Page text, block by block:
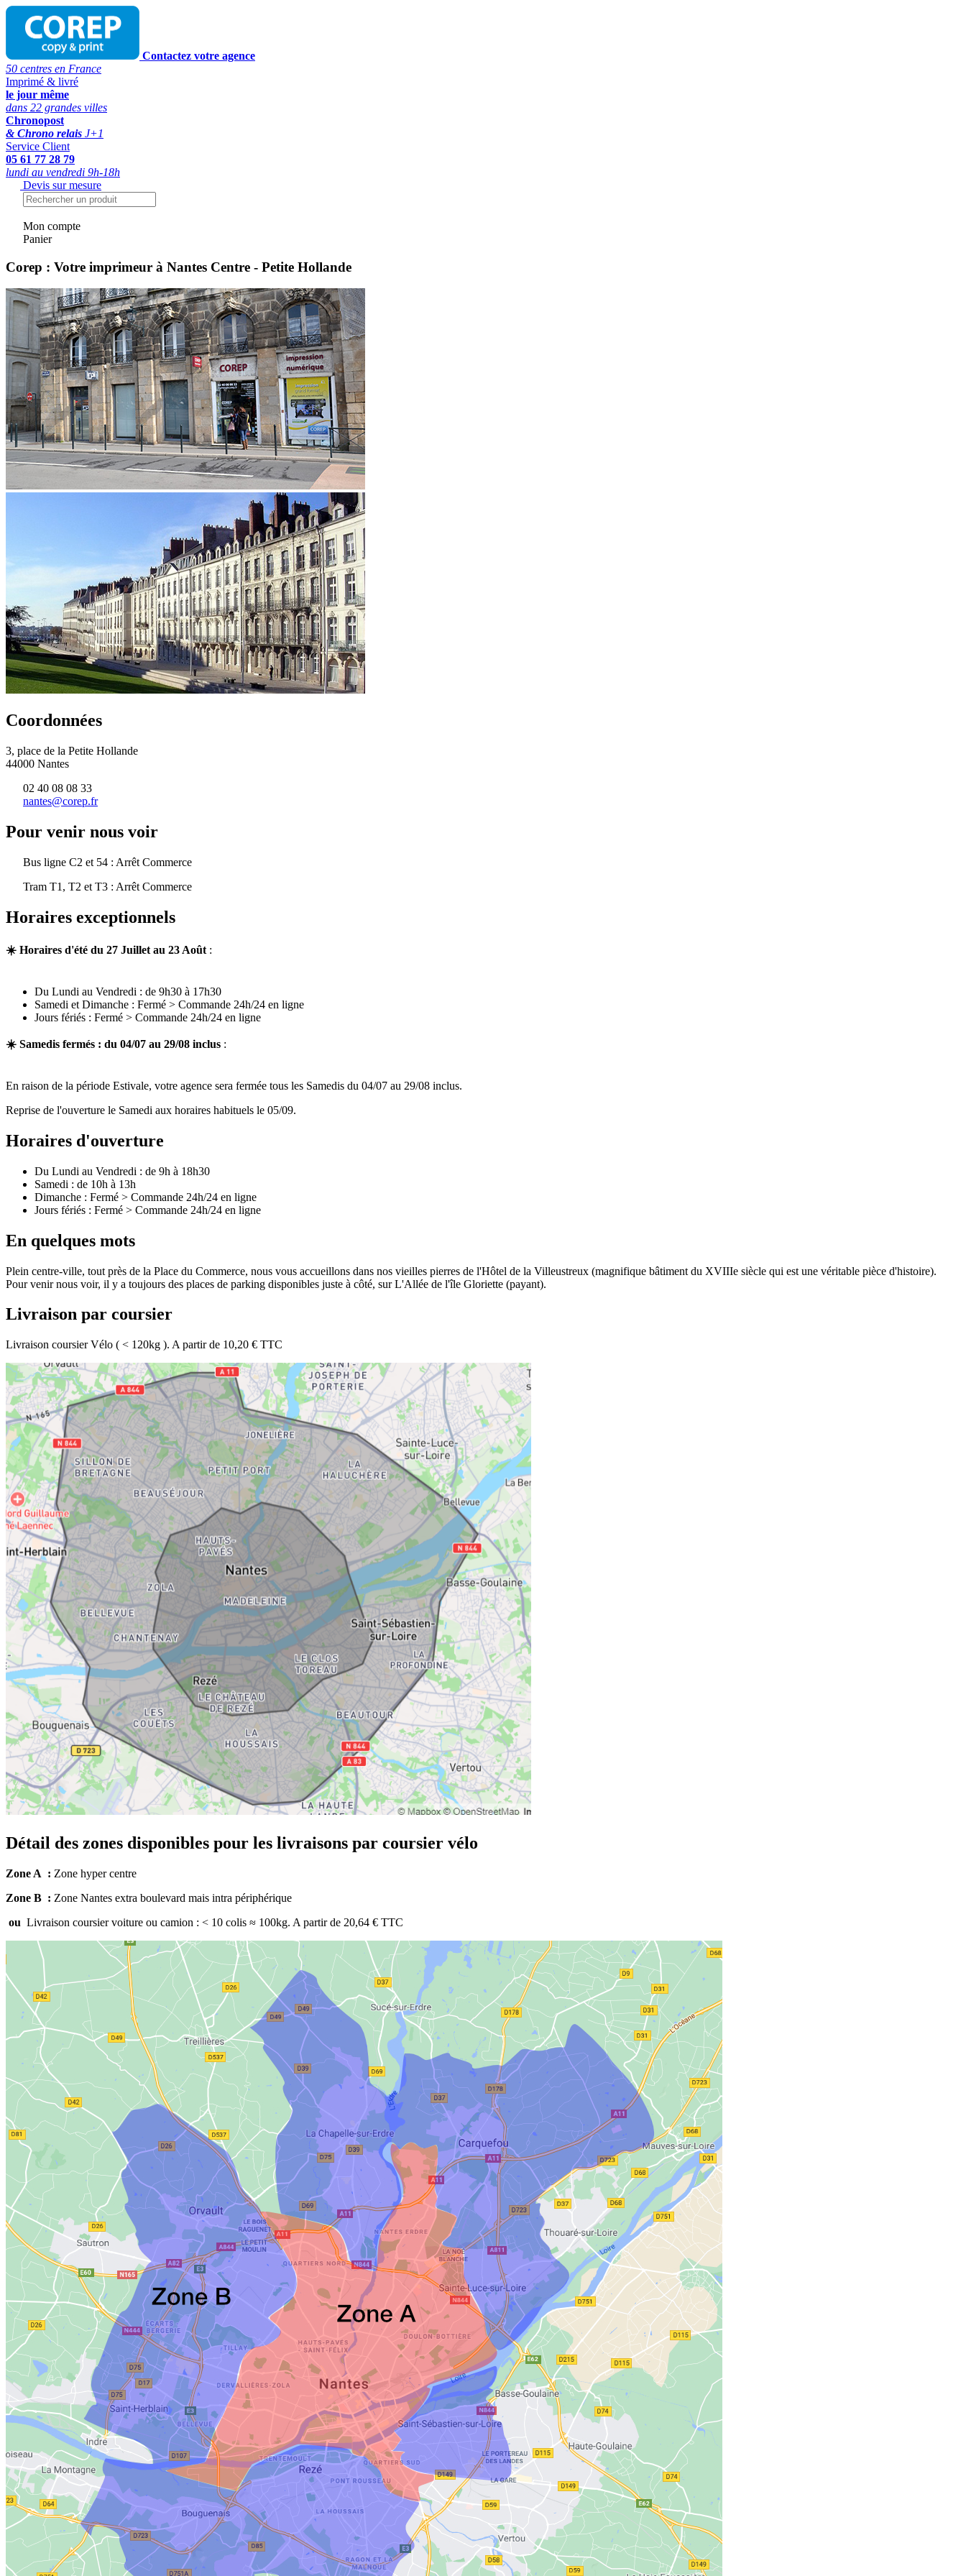
Contactez votre agence
50 centres en France
Imprimé & livré
le jour même
dans 22 grandes villes
Chronopost
& Chrono relais J+1
Service Client
05 61 77 28 79
lundi au vendredi 9h-18h
Devis sur mesure
Mon compte
Panier
Corep : Votre imprimeur à Nantes Centre - Petite Hollande
Coordonnées
3, place de la Petite Hollande
44000 Nantes
02 40 08 08 33
nantes@corep.fr
Pour venir nous voir
Bus ligne C2 et 54 : Arrêt Commerce
Tram T1, T2 et T3 : Arrêt Commerce
Horaires exceptionnels
☀️ Horaires d'été du 27 Juillet au 23 Août :
Du Lundi au Vendredi : de 9h30 à 17h30
Samedi et Dimanche : Fermé > Commande 24h/24 en ligne
Jours fériés : Fermé > Commande 24h/24 en ligne
☀️ Samedis fermés : du 04/07 au 29/08 inclus :
En raison de la période Estivale, votre agence sera fermée tous les Samedis du 04/07 au 29/08 inclus.
Reprise de l'ouverture le Samedi aux horaires habituels le 05/09.
Horaires d'ouverture
Du Lundi au Vendredi : de 9h à 18h30
Samedi : de 10h à 13h
Dimanche : Fermé > Commande 24h/24 en ligne
Jours fériés : Fermé > Commande 24h/24 en ligne
En quelques mots
Plein centre-ville, tout près de la Place du Commerce, nous vous accueillons dans nos vieilles pierres de l'Hôtel de la Villeustreux (magnifique bâtiment du XVIIIe siècle qui est une véritable pièce d'histoire).
Pour venir nous voir, il y a toujours des places de parking disponibles juste à côté, sur L'Allée de l'île Gloriette (payant).
Livraison par coursier
Livraison coursier Vélo ( < 120kg ). A partir de 10,20 € TTC
Détail des zones disponibles pour les livraisons par coursier vélo
Zone A : Zone hyper centre
Zone B : Zone Nantes extra boulevard mais intra périphérique
ou Livraison coursier voiture ou camion : < 10 colis ≈ 100kg. A partir de 20,64 € TTC